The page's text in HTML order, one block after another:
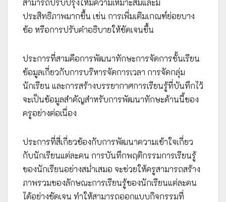
สามารถปรับปรุงให้มีความเหมาะสมและมี
ประสิทธิภาพมากขึ้น เช่น การเพิ่มเติมเกณฑ์ย่อยบาง
ข้อ หรือการปรับคำอธิบายให้ชัดเจนขึ้น
ประการที่สามคือการพัฒนาทักษะการจัดการชั้นเรียน
ข้อมูลเกี่ยวกับการบริหารจัดการเวลา การจัดกลุ่ม
นักเรียน และการสร้างบรรยากาศการเรียนรู้ที่บันทึกไว้
จะเป็นข้อมูลสำคัญสำหรับการพัฒนาทักษะด้านนี้ของ
ครูอย่างต่อเนื่อง
ประการที่สี่เกี่ยวข้องกับการพัฒนาความเข้าใจเกี่ยว
กับนักเรียนแต่ละคน การบันทึกพฤติกรรมการเรียนรู้
ของนักเรียนอย่างสม่ำเสมอ จะช่วยให้ครูสามารถสร้าง
ภาพรวมของลักษณะการเรียนรู้ของนักเรียนแต่ละคน
ได้อย่างชัดเจน ทำให้สามารถออกแบบกิจกรรมที่